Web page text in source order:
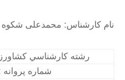
نام کارشناس: محمدعلی شکوه
رشته كارشناسي
شماره پروانه :